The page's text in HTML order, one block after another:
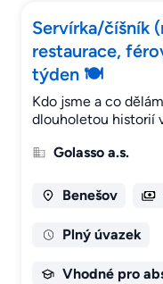
Servírka/číšník
restaurace,
týden 🍽
Kdo jsme a co
dlouholetou historií
Golasso a.s.
Benešov
Plný úvazek
Vhodné pro